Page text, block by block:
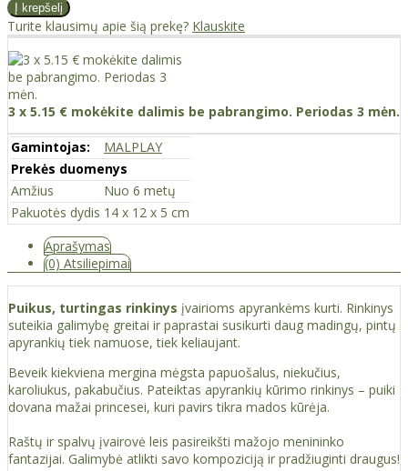
Turite klausimų apie šią prekę? Klauskite
3 x 5.15 € mokėkite dalimis be pabrangimo. Periodas 3 mėn.
Gamintojas:
MALPLAY
Prekės duomenys
Amžius
Nuo 6 metų
Pakuotės dydis 14 x 12 x 5 cm
Aprašymas
(0) Atsiliepimai
Puikus, turtingas rinkinys įvairioms apyrankėms kurti. Rinkinys
suteikia galimybę greitai ir paprastai susikurti daug madingų, pintų
apyrankių tiek namuose, tiek keliaujant.
Beveik kiekviena mergina mėgsta papuošalus, niekučius,
karoliukus, pakabučius. Pateiktas apyrankių kūrimo rinkinys – puiki
dovana mažai princesei, kuri pavirs tikra mados kūrėja.
Raštų ir spalvų įvairovė leis pasireikšti mažojo menininko
fantazijai. Galimybė atlikti savo kompoziciją ir pradžiuginti draugus!